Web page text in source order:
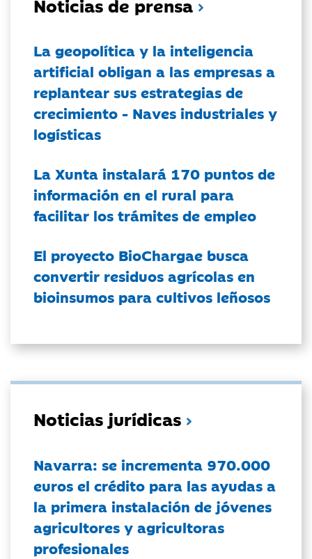
La geopolítica y la inteligencia
artificial obligan a las empresas a
replantear sus estrategias de
crecimiento - Naves industriales y
logísticas
La Xunta instalará 170 puntos de
información en el rural para
facilitar los trámites de empleo
El proyecto BioChargae busca
convertir residuos agrícolas en
bioinsumos para cultivos leñosos
Noticias jurídicas
Navarra: se incrementa 970.000
euros el crédito para las ayudas a
la primera instalación de jóvenes
agricultores y agricultoras
profesionales